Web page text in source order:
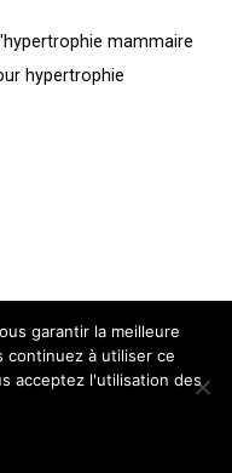
mammaire
hypertrophie
garantir la meilleure
continuez à utiliser ce
acceptez l'utilisation des